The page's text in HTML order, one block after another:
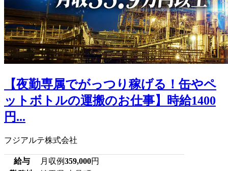
【夜勤専属でがっつり稼げる！缶やペ
ットボトルの運搬のお仕事】時給1400
円...
フジアルテ株式会社
給与 月収例359,000円